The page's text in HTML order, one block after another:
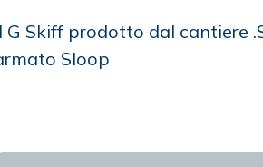
G Skiff prodotto dal cantiere
Sloop